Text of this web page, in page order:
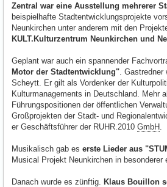
Zentral war eine Ausstellung mehrerer
beispielhafte Stadtentwicklungsprojekte
Neunkirchen unter anderem mit den
KULT.Kulturzentrum Neunkirchen und
Geplant war auch ein spannender
Motor der Stadtentwicklung" .
Scheytt. Er gilt als Vordenker der
Kulturmanagements in Deutschland. Mehr
Führungspositionen der öffentlichen
Großprojekten der Stadt- und
er Geschäftsführer der RUHR.2010 GmbH
Musikalisch gab es erste Lieder aus
Musical Projekt Neunkirchen in besonderer
Danach wurde es zünftig. Klaus Bouillon